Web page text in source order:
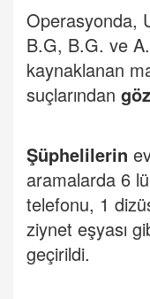
Operasyonda,
B.G, B.G. ve
kaynaklanan
suçlarından
Şüphelilerin
aramalarda 6
telefonu, 1
ziynet eşyası
geçirildi.